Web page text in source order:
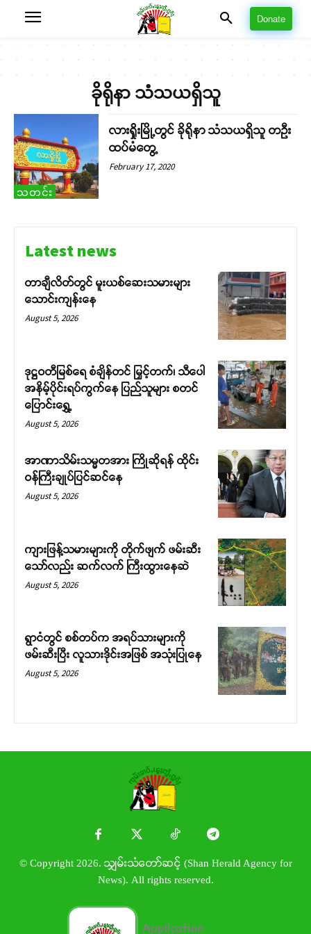
Support SHAN
Your support keeps our voice
strong. Join us today and help
heard, every voice counts, and
justice can thrive.
Donate
ခိုရိုနာ သံသယရှိသူ
သတင်း
လားရှိုးမြို့တွင် ခိုရိုနာ သံသယရှိသူ တဦး
ထပ်မံတွေ့
February 17, 2020
Latest news
တာချီလိတ်တွင် မူးယစ်ဆေးသမားများ
သောင်းကျန်းနေ
August 5, 2026
ဒုဋ္ဌဝတီမြစ်ရေ စံချိန်တင် မြှင့်တက်၊ သီပေါ
အနိမ့်ပိုင်းရပ်ကွက်နေ ပြည်သူများ စတင်
ပြောင်းရွှေ့
August 5, 2026
အာဏာသိမ်းသမ္မတအား ကြိုဆိုရန် ထိုင်း
ဝန်ကြီးချုပ်ပြင်ဆင်နေ
August 5, 2026
ကျားဖြန့်သမားများကို တိုက်ဖျက် ဖမ်းဆီး
သော်လည်း ဆက်လက် ကြီးထွားနေဆဲ
August 5, 2026
ရွာငံတွင် စစ်တပ်က အရပ်သားများကို
ဖမ်းဆီးပြီး လူသားဒိုင်းအဖြစ် အသုံးပြုနေ
August 5, 2026
© Copyright 2026. သျှမ်းသံတော်ဆင့် (Shan Herald Agency for
News). All rights reserved.